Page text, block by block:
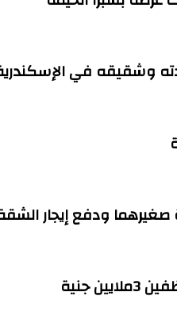
وشقيقه في
ودفع إيجار